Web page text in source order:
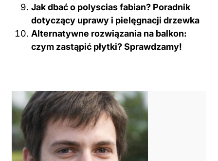
Jak dbać o polyscias fabian? Poradnik
dotyczący uprawy i pielęgnacji drzewka
Alternatywne rozwiązania na balkon:
czym zastąpić płytki? Sprawdzamy!